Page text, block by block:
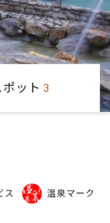
ット 3
ス 温泉マーク